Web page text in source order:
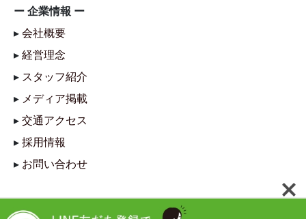
ー 企業情報 ー
▸ 会社概要
▸ 経営理念
▸ スタッフ紹介
▸ メディア掲載
▸ 交通アクセス
▸ 採用情報
▸ お問い合わせ